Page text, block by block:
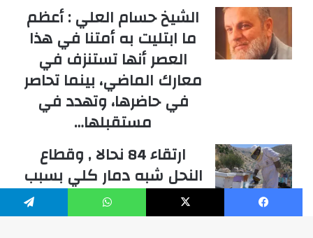
الشيخ حسام العلي : أعظم
ما ابتليت به أمتنا في هذا
العصر أنها تستنزف في
معارك الماضي، بينما تحاصر
في حاضرها، وتهدد في
مستقبلها…
ارتقاء 84 نحالا , وقطاع
النحل شبه دمار كلي بسبب
الحرب في جنوب لبنان
والخسائر بملايين الدولارات
فيسبوك ‫X واتساب تيلقرام